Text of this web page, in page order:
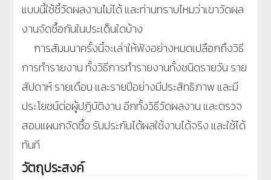
แบบนี้ใช้ชี้วัดผลงานไม่ได้ และท่านทราบไหมว่าเขาวัดผล
งานจัดซื้อกันในประเด็นใดบ้าง
การสัมมนาครั้งนี้จะเล่าให้ฟังอย่างหมดเปลือกถึงวิธี
การทำรายงาน ทั้งวิธีการทำรายงานทั้งชนิดรายวัน ราย
สัปดาห์ รายเดือน และรายปีอย่างมีประสิทธิภาพ และมี
ประโยชน์ต่อผู้ปฏิบัติงาน อีกทั้งวิธีวัดผลงาน และตรวจ
สอบแผนกจัดซื้อ รับประกันได้ผลใช้งานได้จริง และใช้ได้
ทันที
วัตถุประสงค์